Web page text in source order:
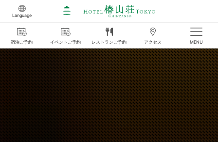
Language
宿泊ご予約 イベント ご予約 レストラン ご予約 アクセス MENU